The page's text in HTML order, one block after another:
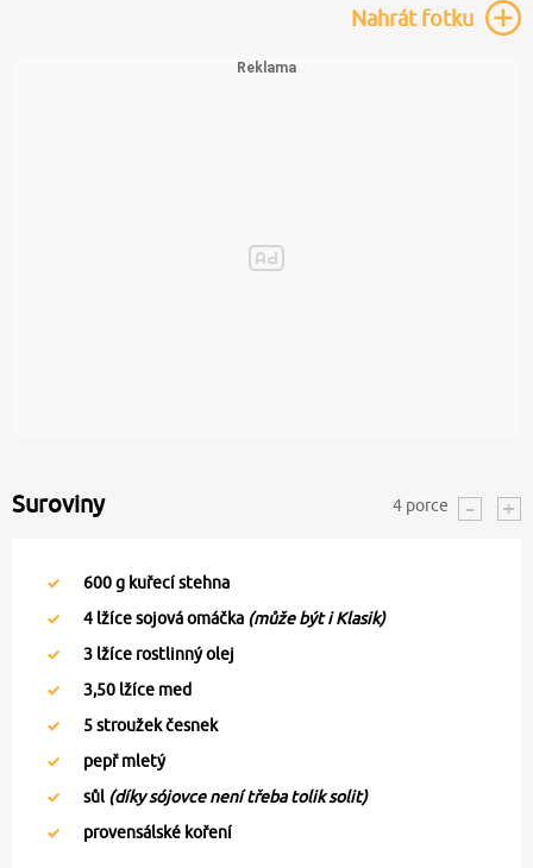
Nahrátfotku
Suroviny 4 porce
600g kuřecí stehna
4 lžíce sojová omáčka (může být i Klasik)
3 lžíce rostlinný olej
3,50 lžíce med
5stroužek česnek
pepř mletý
sůl (díky sójovce není třeba tolik solit)
provensálské koření